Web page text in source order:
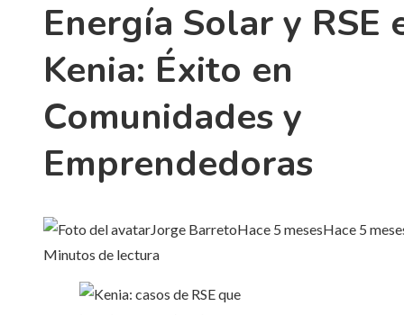
Energía Solar y RSE
Kenia: Éxito en
Comunidades y
Emprendedoras
Jorge BarretoHace 5 mesesHace 5
Minutos de lectura